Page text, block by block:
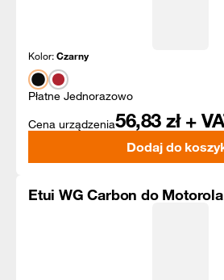
Kolor:Czarny
Płatne Jednorazowo
Cena urządzenia56,83 zł +
Dodaj do
Etui WG Carbon do